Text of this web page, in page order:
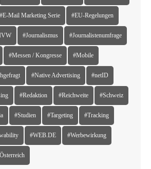
#E-Mail Marketing Serie #EU-Regelungen
#Journalismus #Journalistenumfrage
#Messen / Kongresse #Mobile
#Native Advertising #netID
#Redaktion #Reichweite #Schweiz
#Studien #Targeting #Tracking
#WEB.DE #Werbewirkung